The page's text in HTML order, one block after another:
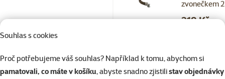
Souhlas s cookies
Proč potřebujeme váš souhlas? Například k tomu, abychom si
pamatovali, co máte v košíku, abyste snadno zjistilistav objednávky
zvonečkem
Cena
319 Kč
Skladem